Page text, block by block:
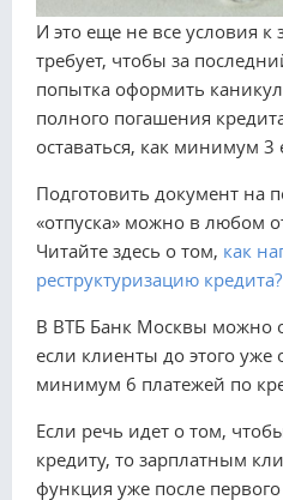
И это еще не все условия
требует, чтобы за
попытка оформить
полного погашения
оставаться, как минимум
Подготовить документ на
«отпуска» можно в любом
Читайте здесь о том, как
реструктуризацию кредита?
В ВТБ Банк Москвы можно
если клиенты до этого уже
минимум 6 платежей по
Если речь идет о том,
кредиту, то зарплатным
функция уже после